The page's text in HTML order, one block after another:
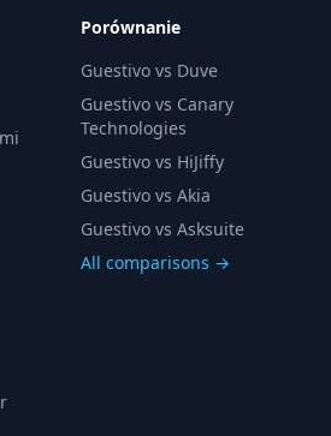
Porównanie
Guestivo vs Duve
Guestivo vs Canary
Technologies
Guestivo vs HiJiffy
Guestivo vs Akia
Guestivo vs Asksuite
All comparisons →